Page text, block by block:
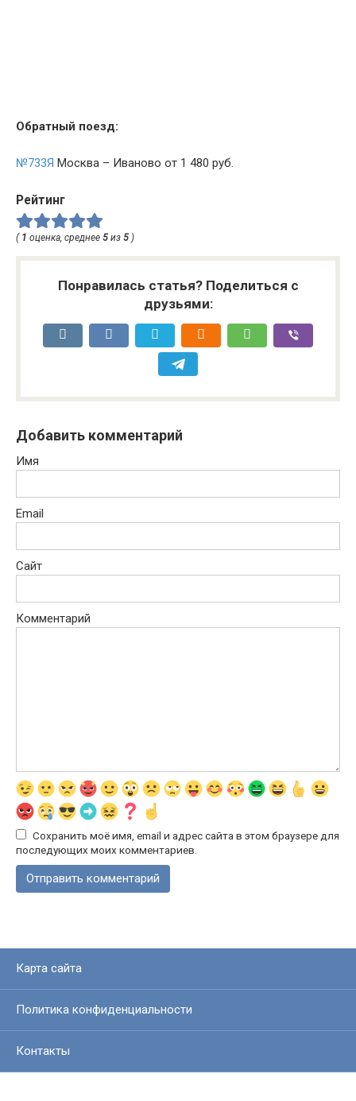
Обратный поезд:
№733Я Москва – Иваново от 1 480 руб.
Рейтинг
( 1 оценка, среднее 5 из 5 )
Понравилась статья? Поделиться с
друзьями:
Добавить комментарий
Имя
Email
Сайт
Комментарий
Сохранить моё имя, email и адрес сайта в этом браузере для
последующих моих комментариев.
Карта сайта
Политика конфиденциальности
Контакты